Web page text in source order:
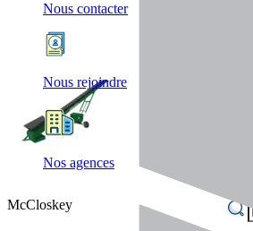
Nous contacter
Nous rejoindre
Nos agences
McCloskey